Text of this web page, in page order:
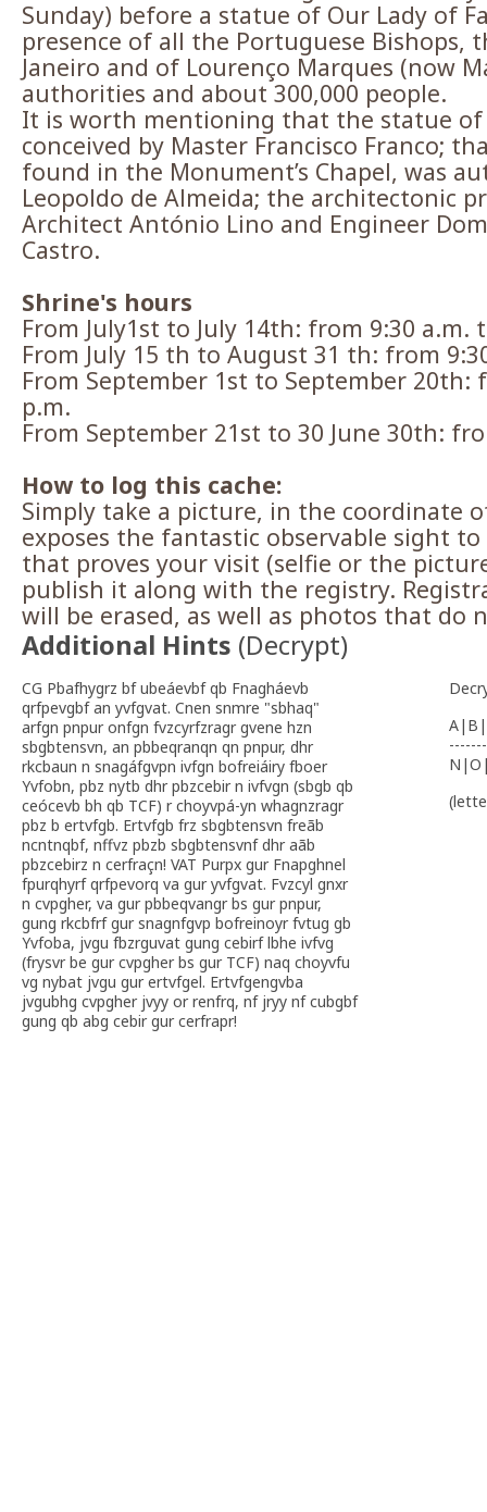
Sunday) before a statue of Our Lady of
presence of all the Portuguese Bishops,
Janeiro and of Lourenço Marques (now
authorities and about 300,000 people.
It is worth mentioning that the statue of
conceived by Master Francisco Franco;
found in the Monument’s Chapel, was
Leopoldo de Almeida; the architectonic
Architect António Lino and Engineer
Castro.
Shrine's hours
From July1st to July 14th: from 9:30 a.m.
From July 15 th to August 31 th: from
From September 1st to September 20th:
p.m.
From September 21st to 30 June 30th:
How to log this cache:
Simply take a picture, in the coordinate
exposes the fantastic observable sight
that proves your visit (selfie or the
publish it along with the registry.
will be erased, as well as photos that do
Additional Hints (Decrypt)
CG Pbafhygrz bf ubeáevbf qb Fnagháevb
qrfpevgbf an yvfgvat. Cnen snmre "sbhaq"
arfgn pnpur onfgn fvzcyrfzragr gvene hzn
sbgbtensvn, an pbbeqranqn qn pnpur, dhr
rkcbaun n snagáfgvpn ivfgn bofreiáiry fboer
Yvfobn, pbz nytb dhr pbzcebir n ivfvgn (sbgb qb
ceócevb bh qb TCF) r choyvpá-yn whagnzragr
pbz b ertvfgb. Ertvfgb frz sbgbtensvn freãb
ncntnqbf, nffvz pbzb sbgbtensvnf dhr aãb
pbzcebirz n cerfraçn! VAT Purpx gur Fnapghnel
fpurqhyrf qrfpevorq va gur yvfgvat. Fvzcyl gnxr
n cvpgher, va gur pbbeqvangr bs gur pnpur,
gung rkcbfrf gur snagnfgvp bofreinoyr fvtug gb
Yvfoba, jvgu fbzrguvat gung cebirf lbhe ivfvg
(frysvr be gur cvpgher bs gur TCF) naq choyvfu
vg nybat jvgu gur ertvfgel. Ertvfgengvba
jvgubhg cvpgher jvyy or renfrq, nf jryy nf cubgbf
gung qb abg cebir gur cerfrapr!